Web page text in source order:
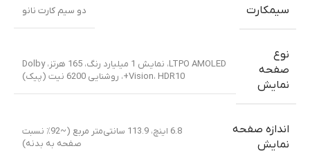
سیمکارت دو سیم کارت نانو
نوع
صفحه
نمایش
LTPO AMOLED، نمایش 1 میلیارد رنگ، 165 هرتز، Dolby
Vision، HDR10+، روشنایی 6200 نیت (پیک)
اندازه صفحه
نمایش
6.8 اینچ، 113.9 سانتی‌متر مربع (~92٪ نسبت
صفحه به بدنه)